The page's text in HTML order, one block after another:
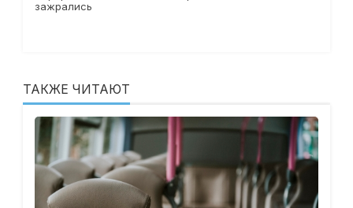
зажрались
ТАКЖЕ ЧИТАЮТ